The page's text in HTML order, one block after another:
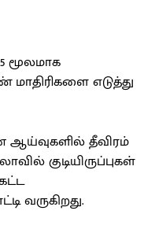
மூலமாக
எடுத்து
ஆய்வுகளில் தீவிரம்
குடியிருப்புகள்
வருகிறது.